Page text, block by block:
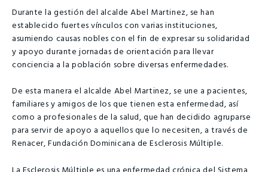
Durante la gestión del alcalde Abel Martinez, se han
establecido fuertes vínculos con varias instituciones,
asumiendo causas nobles con el fin de expresar su solidaridad
y apoyo durante jornadas de orientación para llevar
conciencia a la población sobre diversas enfermedades.
De esta manera el alcalde Abel Martinez, se une a pacientes,
familiares y amigos de los que tienen esta enfermedad, así
como a profesionales de la salud, que han decidido agruparse
para servir de apoyo a aquellos que lo necesiten, a través de
Renacer, Fundación Dominicana de Esclerosis Múltiple.